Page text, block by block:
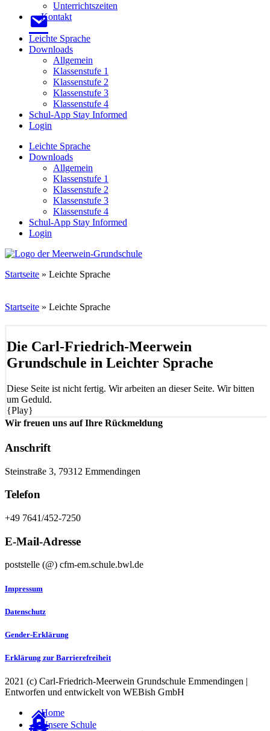
Unterrichtszeiten
Kontakt
Leichte Sprache
Downloads
Allgemein
Klassenstufe 1
Klassenstufe 2
Klassenstufe 3
Klassenstufe 4
Schul-App Stay Informed
Login
Leichte Sprache
Downloads
Allgemein
Klassenstufe 1
Klassenstufe 2
Klassenstufe 3
Klassenstufe 4
Schul-App Stay Informed
Login
Startseite » Leichte Sprache
Startseite » Leichte Sprache
Die Carl-Friedrich-Meerwein
Grundschule in Leichter Sprache
Diese Seite ist nicht fertig. Wir arbeiten an dieser Seite. Wir bitten
um Geduld.
{Play}
Wir freuen uns auf Ihre Rückmeldung
Anschrift
Steinstraße 3, 79312 Emmendingen
Telefon
+49 7641/452-7250
E-Mail-Adresse
poststelle (@) cfm-em.schule.bwl.de
Impressum
Datenschutz
Gender-Erklärung
Erklärung zur Barrierefreiheit
2021 (c) Carl-Friedrich-Meerwein Grundschule Emmendingen |
Entworfen und entwickelt von WEBish GmbH
Home
Unsere Schule